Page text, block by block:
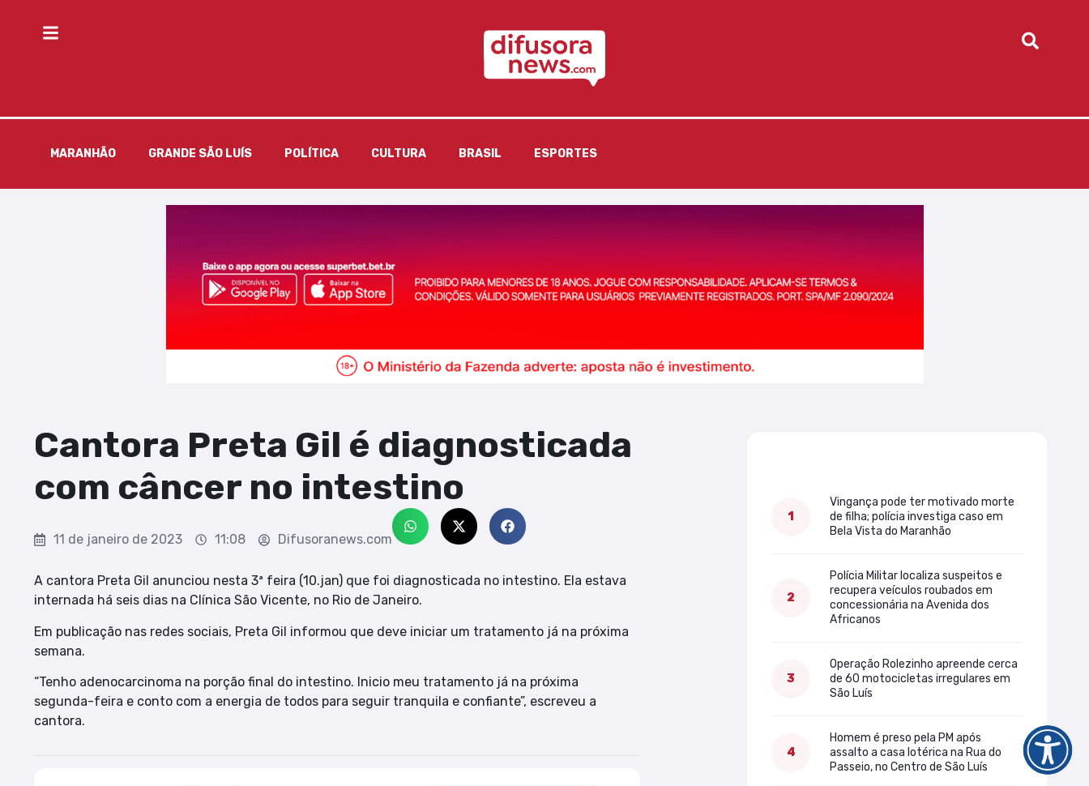
MARANHÃO GRANDE SÃO LUÍS POLÍTICA CULTURA BRASIL ESPORTES
Cantora Preta Gil é diagnosticada
com câncer no intestino
11 de janeiro de 2023 11:08 Difusoranews.com
A cantora Preta Gil anunciou nesta 3ª feira (10.jan) que foi diagnosticada no intestino. Ela estava
internada há seis dias na Clínica São Vicente, no Rio de Janeiro.
Em publicação nas redes sociais, Preta Gil informou que deve iniciar um tratamento já na próxima
semana.
“Tenho adenocarcinoma na porção final do intestino. Inicio meu tratamento já na próxima
segunda-feira e conto com a energia de todos para seguir tranquila e confiante”, escreveu a
cantora.
Vingança pode ter motivado morte
de filha; polícia investiga caso em
Bela Vista do Maranhão
Polícia Militar localiza suspeitos e
recupera veículos roubados em
concessionária na Avenida dos
Africanos
Operação Rolezinho apreende cerca
de 60 motocicletas irregulares em
São Luís
Homem é preso pela PM após
assalto a casa lotérica na Rua do
Passeio, no Centro de São Luís